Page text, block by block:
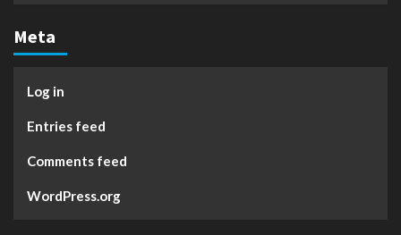
Meta
Log in
Entries feed
Comments feed
WordPress.org